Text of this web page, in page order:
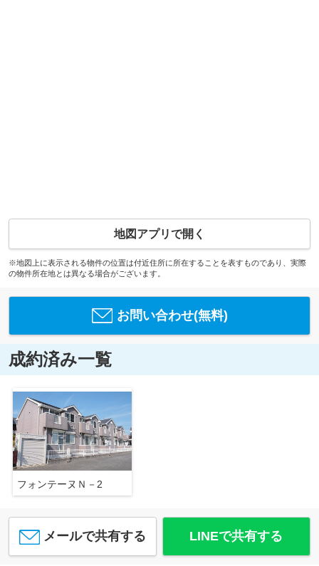
地図アプリで開く
※地図上に表示される物件の位置は付近住所に所在することを表すものであり、実際
の物件所在地とは異なる場合がございます。
お問い合わせ(無料)
成約済み一覧
フォンテーヌＮ－2
メールで共有する LINEで共有する